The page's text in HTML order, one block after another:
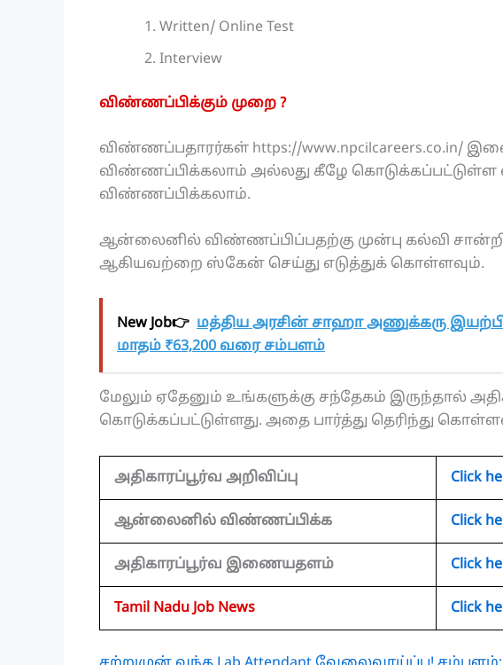
Written/ Online Test
Interview
விண்ணப்பிக்கும் முறை ?
விண்ணப்பதாரர்கள் https://
விண்ணப்பிக்கலாம் அல்லது கீழே
விண்ணப்பிக்கலாம்.
ஆன்லைனில் விண்ணப்பிப்பதற்கு முன்பு கல்வி
ஆகியவற்றை ஸ்கேன் செய்து எடுத்துக் கொள்ளவும்.
New Job👉 மத்திய அரசின் சாஹா அணுக்கரு
மாதம் ₹63,200 வரை சம்பளம்
மேலும் ஏதேனும் உங்களுக்கு சந்தேகம் இருந்தால்
கொடுக்கப்பட்டுள்ளது. அதை பார்த்து தெரிந்து
அதிகாரப்பூர்வ அறிவிப்பு Click
ஆன்லைனில் விண்ணப்பிக்க Click
அதிகாரப்பூர்வ இணையதளம் Click
Tamil Nadu Job News Click